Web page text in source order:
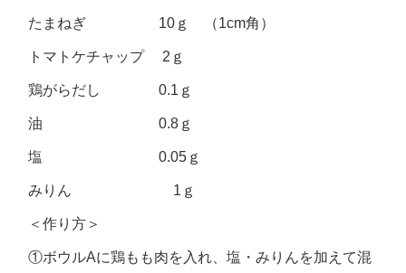
たまねぎ 10ｇ （1cm角）
トマトケチャップ 2ｇ
鶏がらだし 0.1ｇ
油 0.8ｇ
塩 0.05ｇ
みりん 1ｇ
＜作り方＞
①ボウルAに鶏もも肉を入れ、塩・みりんを加えて混